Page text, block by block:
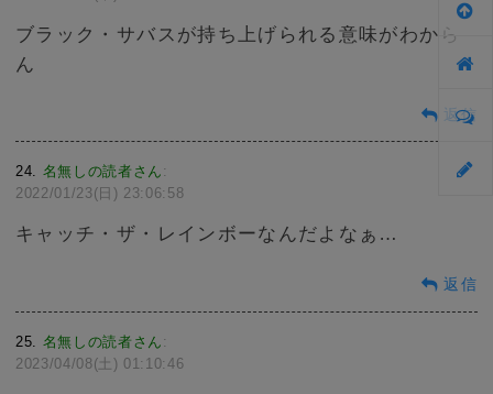
ブラック・サバスが持ち上げられる意味がわから
ん
返信
24 名無しの読者さん :
2022/01/23(日) 23:06:58
キャッチ・ザ・レインボーなんだよなぁ…
返信
25 名無しの読者さん :
2023/04/08(土) 01:10:46